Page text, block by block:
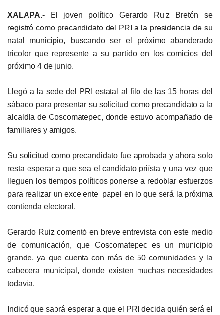
XALAPA.- El joven político Gerardo Ruiz Bretón se
registró como precandidato del PRI a la presidencia de su
natal municipio, buscando ser el próximo abanderado
tricolor que represente a su partido en los comicios del
próximo 4 de junio.
Llegó a la sede del PRI estatal al filo de las 15 horas del
sábado para presentar su solicitud como precandidato a la
alcaldía de Coscomatepec, donde estuvo acompañado de
familiares y amigos.
Su solicitud como precandidato fue aprobada y ahora solo
resta esperar a que sea el candidato priísta y una vez que
lleguen los tiempos políticos ponerse a redoblar esfuerzos
para realizar un excelente papel en lo que será la próxima
contienda electoral.
Gerardo Ruiz comentó en breve entrevista con este medio
de comunicación, que Coscomatepec es un municipio
grande, ya que cuenta con más de 50 comunidades y la
cabecera municipal, donde existen muchas necesidades
todavía.
Indicó que sabrá esperar a que el PRI decida quién será el